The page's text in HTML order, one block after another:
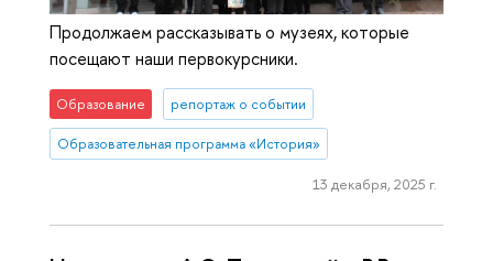
Продолжаем рассказывать о музеях, которые
посещают наши первокурсники.
Образование репортаж о событии
Образовательная программа «История»
13 декабря, 2025 г.